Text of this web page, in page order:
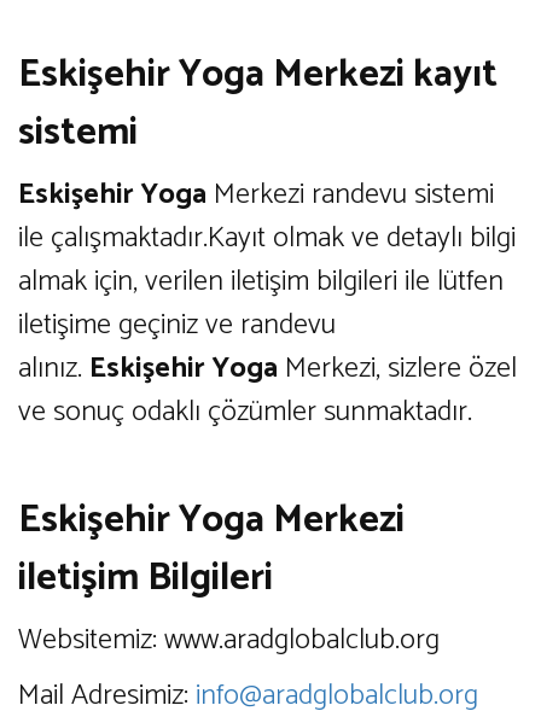
Eskişehir Yoga Merkezi kayıt
sistemi
Eskişehir Yoga Merkezi randevu sistemi
ile çalışmaktadır.Kayıt olmak ve detaylı bilgi
almak için, verilen iletişim bilgileri ile lütfen
iletişime geçiniz ve randevu
alınız. Eskişehir Yoga Merkezi, sizlere özel
ve sonuç odaklı çözümler sunmaktadır.
Eskişehir Yoga Merkezi
iletişim Bilgileri
Websitemiz: www.aradglobalclub.org
Mail Adresimiz: info@aradglobalclub.org